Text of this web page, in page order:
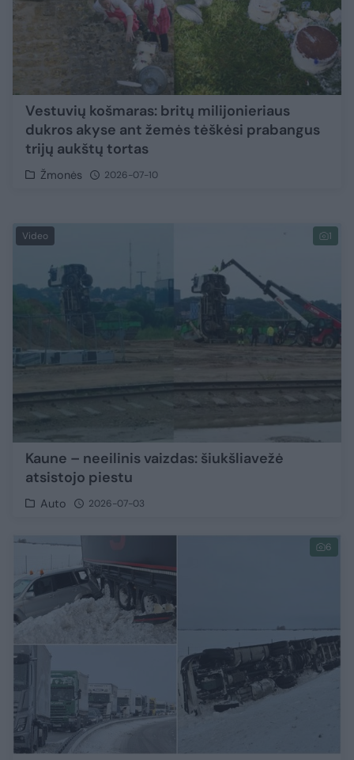
Vestuvių košmaras: britų milijonieriaus
dukros akyse ant žemės tėškėsi prabangus
trijų aukštų tortas
Žmonės 2026-07-10
Video 1
Kaune – neeilinis vaizdas: šiukšliavežė
atsistojo piestu
Auto 2026-07-03
6